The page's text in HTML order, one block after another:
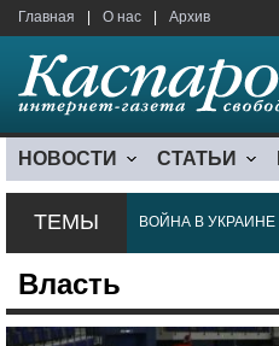
Главная О нас Архив
НОВОСТИ СТАТЬИ
ТЕМЫ ВОЙНА В УКРАИНЕ
Власть